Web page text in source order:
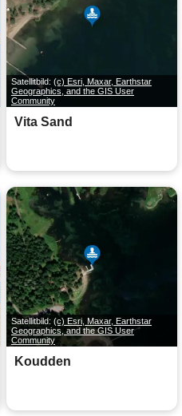
Satellitbild: (c) Esri, Maxar, Earthstar
Geographics, and the GIS User
Community
Vita Sand
Satellitbild: (c) Esri, Maxar, Earthstar
Geographics, and the GIS User
Community
Koudden